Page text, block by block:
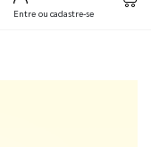
Entre ou cadastre-se